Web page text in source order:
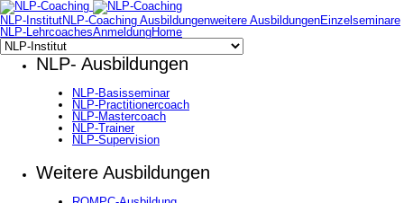
NLP-InstitutNLP-Coaching Ausbildungenweitere AusbildungenEinzelseminare
NLP-LehrcoachesAnmeldungHome
NLP- Ausbildungen
NLP-Basisseminar
NLP-Practitionercoach
NLP-Mastercoach
NLP-Trainer
NLP-Supervision
Weitere Ausbildungen